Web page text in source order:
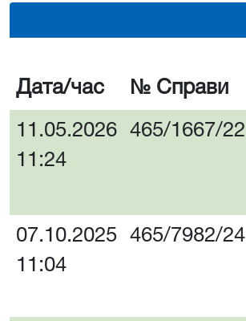
Дата/час № Справи
11.05.2026
11:24
465/1667/22
07.10.2025
11:04
465/7982/24